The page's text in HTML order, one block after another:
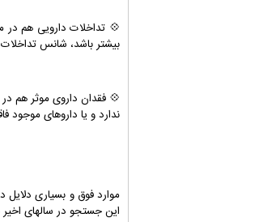
💠 تداخلات دارویی هم
بیشتر باشد، شانس
💠 فقدان داروی موثر هم
ندارد و یا داروهای موجود
موارد فوق و بسیاری
این جستجو در سالهای